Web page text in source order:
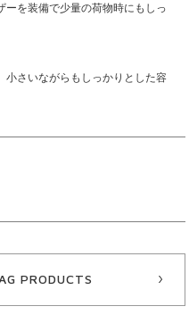
ーを装備で少量の荷物時にもしっ
小さいながらもしっかりとした容
PRODUCTS